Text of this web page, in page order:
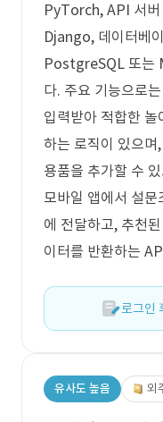
PyTorch, API 서버
Django, 데이터베
PostgreSQL 또는
다. 주요 기능으로
입력받아 적합한 놀
하는 로직이 있으며
용품을 추가할 수
모바일 앱에서 설
에 전달하고, 추천
이터를 반환하는
로그인
유사도 높음 외